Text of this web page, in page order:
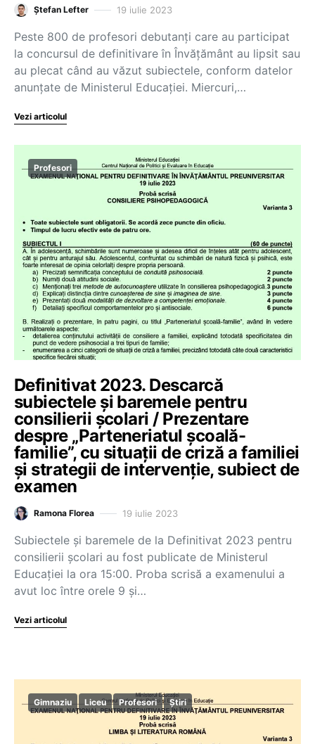
Ștefan Lefter 19 iulie 2023
Peste 800 de profesori debutanți care au participat
la concursul de definitivare în Învățământ au lipsit sau
au plecat când au văzut subiectele, conform datelor
anunțate de Ministerul Educației. Miercuri,…
Vezi articolul
Profesori
Definitivat 2023. Descarcă
subiectele și baremele pentru
consilierii școlari / Prezentare
despre „Parteneriatul școală-
familie”, cu situații de criză a familiei
și strategii de intervenție, subiect de
examen
Ramona Florea 19 iulie 2023
Subiectele și baremele de la Definitivat 2023 pentru
consilierii școlari au fost publicate de Ministerul
Educației la ora 15:00. Proba scrisă a examenului a
avut loc între orele 9 și…
Vezi articolul
Gimnaziu Liceu Profesori Știri